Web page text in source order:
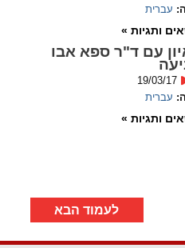
עברית
ותגיות »
עם ד"ר ספא אבו
19/03/17
עברית
ותגיות »
לעמוד הבא